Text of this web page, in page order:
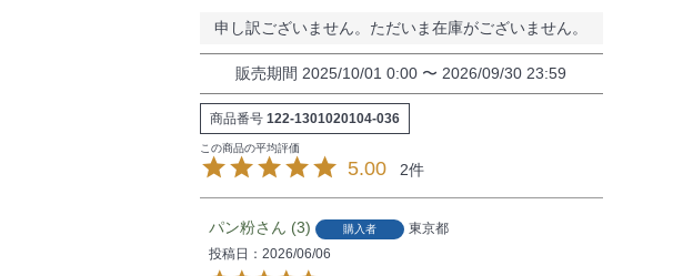
申し訳ございません。ただいま在庫がございません。
販売期間 2025/10/01 0:00 〜 2026/09/30 23:59
商品番号 122-1301020104-036
5.00 2
パン粉 3 購入者
東京都
投稿日
2026/06/06